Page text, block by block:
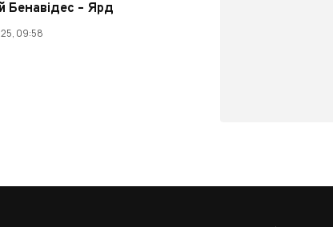
Бенавідес – Ярд
09:58